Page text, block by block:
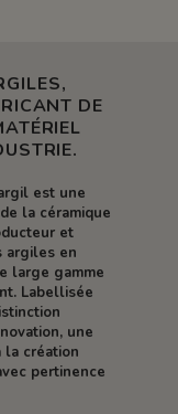
DE
est une
la céramique
et
argiles en
large gamme
Labellisée
une
la création
pertinence